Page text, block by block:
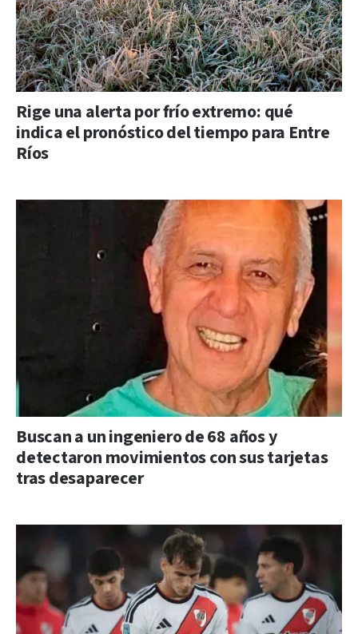
Rige una alerta por frío extremo: qué
indica el pronóstico del tiempo para Entre
Ríos
Buscan a un ingeniero de 68 años y
detectaron movimientos con sus tarjetas
tras desaparecer